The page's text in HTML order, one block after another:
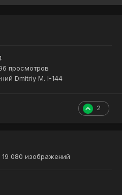
просмотров
Dmitriy M. I-144
2
19 080 изображений